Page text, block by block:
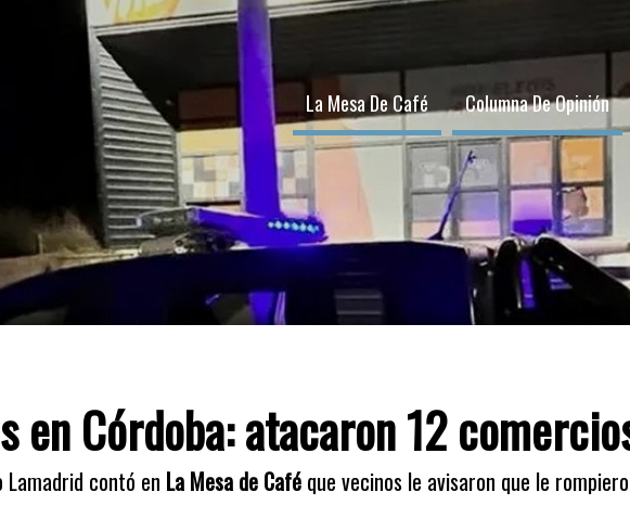
La Mesa De Café Columna De Opinión
en Córdoba: atacaron 12
Lamadrid contó en La Mesa de Café que vecinos le avisaron que le